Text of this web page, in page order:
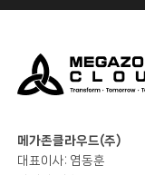
메가존클라우드(주)
대표이사: 염동훈